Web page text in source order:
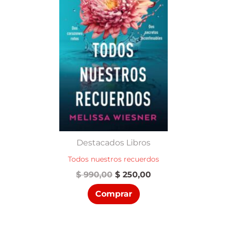
Destacados Libros
Todos nuestros recuerdos
$990,00 El
precio
original
era:
$ 250,00El
Comprar